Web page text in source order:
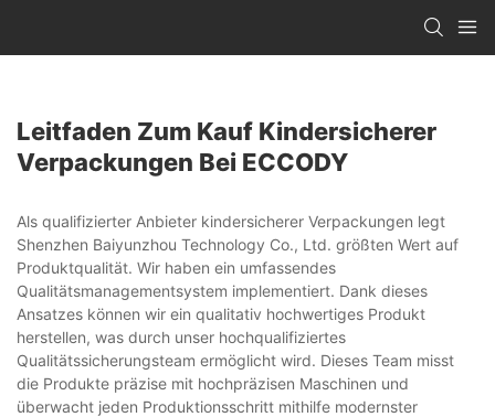
Leitfaden Zum Kauf Kindersicherer
Verpackungen Bei ECCODY
Als qualifizierter Anbieter kindersicherer Verpackungen legt
Shenzhen Baiyunzhou Technology Co., Ltd. größten Wert auf
Produktqualität. Wir haben ein umfassendes
Qualitätsmanagementsystem implementiert. Dank dieses
Ansatzes können wir ein qualitativ hochwertiges Produkt
herstellen, was durch unser hochqualifiziertes
Qualitätssicherungsteam ermöglicht wird. Dieses Team misst
die Produkte präzise mit hochpräzisen Maschinen und
überwacht jeden Produktionsschritt mithilfe modernster